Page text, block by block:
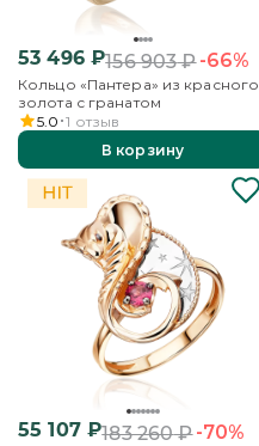
53 496₽156 903₽-66%
Кольцо «Пантера» из красного
золота с гранатом
5.0 1 отзыв
В корзину
55 107₽183 260₽-70%